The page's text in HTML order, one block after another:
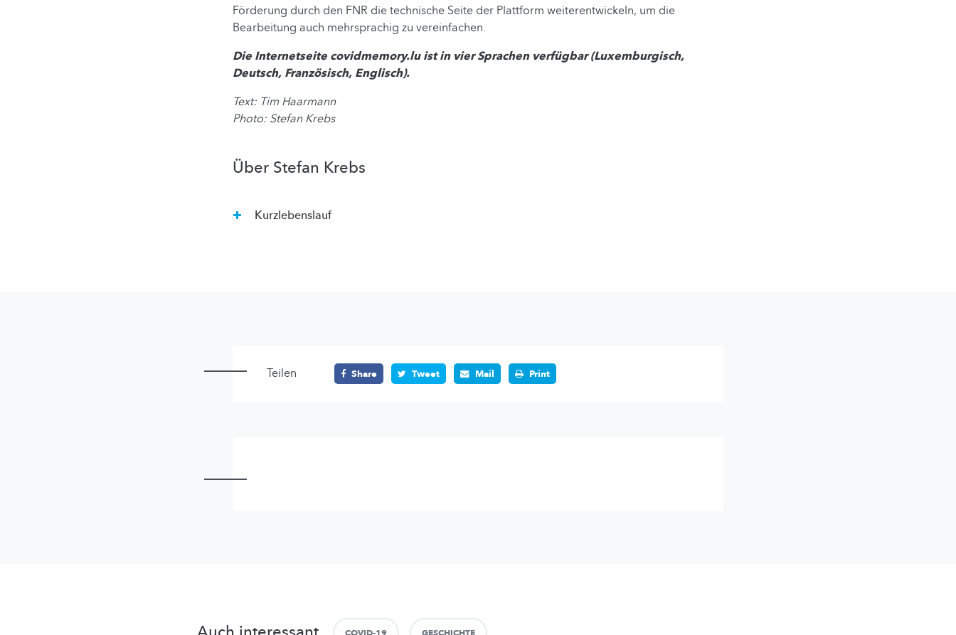
Förderung durch den FNR die technische Seite der Plattform weiterentwickeln, um die
Bearbeitung auch mehrsprachig zu vereinfachen.
Die Internetseite covidmemory.lu ist in vier Sprachen verfügbar (Luxemburgisch,
Deutsch, Französisch, Englisch).
Text: Tim Haarmann
Photo: Stefan Krebs
Über Stefan Krebs
Kurzlebenslauf
Teilen Share Tweet Mail Print
COVID-19 GESCHICHTE